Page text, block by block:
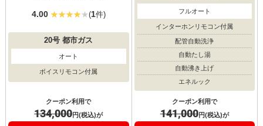
4.00 (1件)
20号 都市ガス
オート
ボイスリモコン付属
クーポン利用で
134,000円(税込)が
フルオート
インターホンリモコン付属
配管自動洗浄
自動たし湯
自動沸き上げ
エネルック
クーポン利用で
141,000円(税込)が